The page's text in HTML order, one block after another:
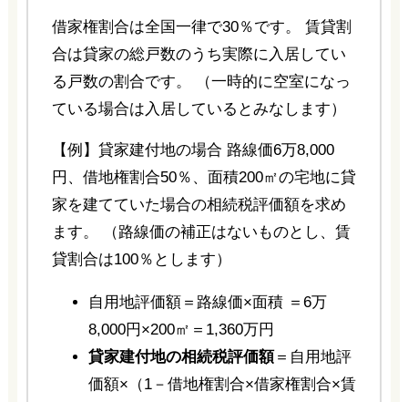
借家権割合は全国一律で30％です。 賃貸割
合は貸家の総戸数のうち実際に入居してい
る戸数の割合です。 （一時的に空室になっ
ている場合は入居しているとみなします）
【例】貸家建付地の場合 路線価6万8,000
円、借地権割合50％、面積200㎡の宅地に貸
家を建てていた場合の相続税評価額を求め
ます。 （路線価の補正はないものとし、賃
貸割合は100％とします）
自用地評価額＝路線価×面積 ＝6万
8,000円×200㎡＝1,360万円
貸家建付地の相続税評価額＝自用地評
価額×（1－借地権割合×借家権割合×賃